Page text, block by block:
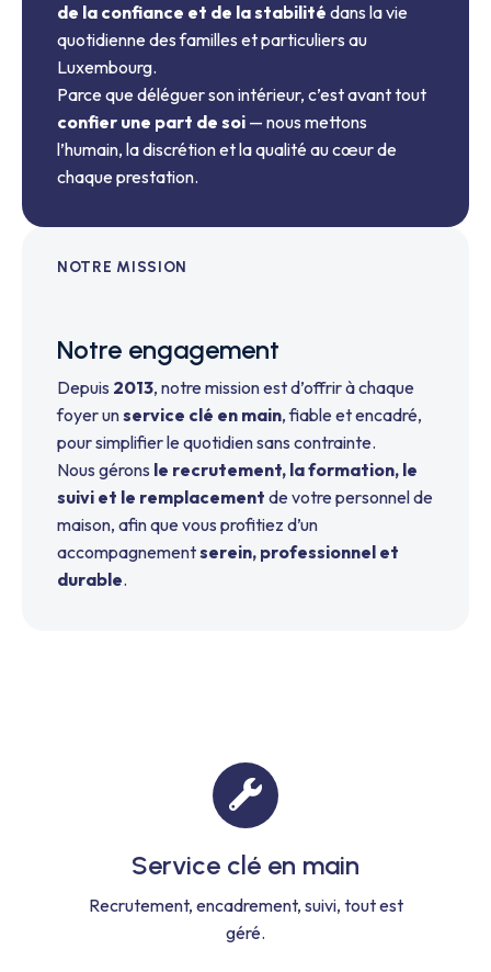
de la confiance et de la stabilité dans la vie
quotidienne des familles et particuliers au
Luxembourg.
Parce que déléguer son intérieur, c’est avant tout
confier une part de soi — nous mettons
l’humain, la discrétion et la qualité au cœur de
chaque prestation.
NOTRE MISSION
Notre engagement
Depuis 2013, notre mission est d’offrir à chaque
foyer unservice clé en main, fiable et encadré,
pour simplifier le quotidien sans contrainte.
Nous gérons le recrutement, la formation, le
suivi et le remplacement de votre personnel de
maison, afin que vous profitiez d’un
accompagnementserein, professionnel et
durable.
Service clé en main
Recrutement, encadrement, suivi, tout est
géré.